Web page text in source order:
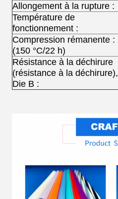
Allongement à la rupture :
Température de
fonctionnement :
Compression rémanente :
(150 °C/22 h)
Résistance à la déchirure
(résistance à la déchirure),
Die B :